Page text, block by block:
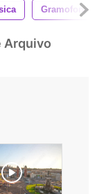
Gramofone
Arquivo